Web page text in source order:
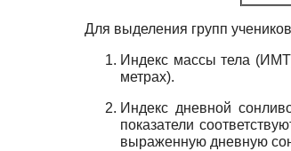
Для выделения групп
Индекс массы тела
метрах).
Индекс дневной
показатели
выраженную дневную